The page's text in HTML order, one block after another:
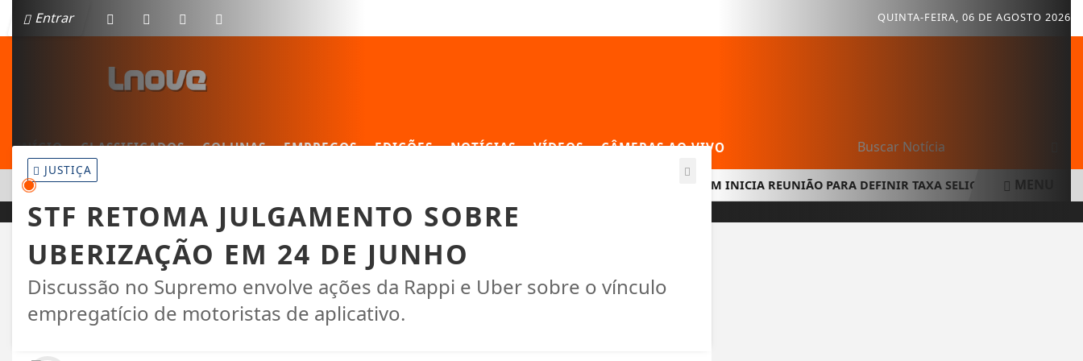
Entrar QUINTA-FEIRA, 06 DE AGOSTO 2026
INÍCIO CLASSIFICADOS COLUNAS EMPREGOS EDIÇÕES NOTÍCIAS VÍDEOS CÂMERAS AO VIVO
JUSTIÇA DO TRABALHO INTENSIFICA ALERTA CONTRA O ASSÉDIO ELEITORAL NAS RELAÇÕES DE TRABALHO COPOM INICIA REUNIÃO PARA DEFINIR TAXA SELIC E RUMOS DA
EM ALTA MENU
JUSTIÇA
STF RETOMA JULGAMENTO SOBRE
UBERIZAÇÃO EM 24 DE JUNHO
Discussão no Supremo envolve ações da Rappi e Uber sobre o vínculo
empregatício de motoristas de aplicativo.